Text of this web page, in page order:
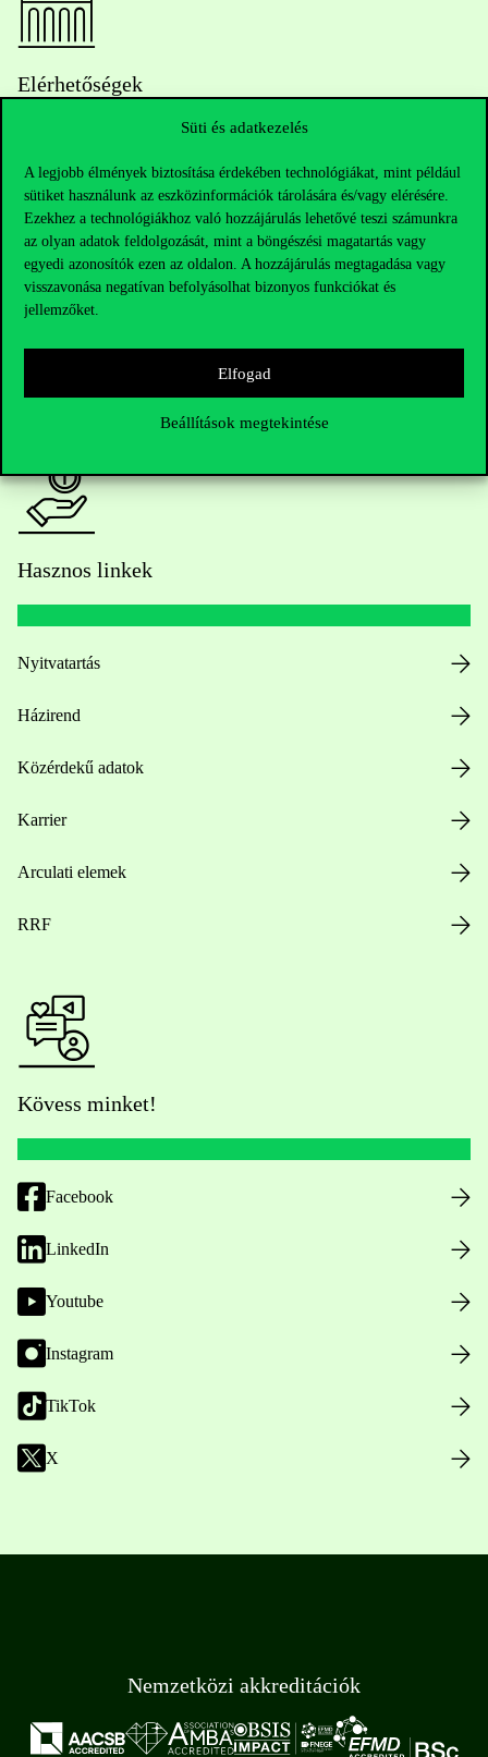
Süti és adatkezelés
A legjobb élmények biztosítása érdekében technológiákat, mint például
sütiket használunk az eszközinformációk tárolására és/vagy elérésére.
Ezekhez a technológiákhoz való hozzájárulás lehetővé teszi számunkra
az olyan adatok feldolgozását, mint a böngészési magatartás vagy
egyedi azonosítók ezen az oldalon. A hozzájárulás megtagadása vagy
visszavonása negatívan befolyásolhat bizonyos funkciókat és
jellemzőket.
Elfogad
Beállítások megtekintése
Elérhetőségek
Telefonszám:+36 1 482 5000
Kérdésed van a felvételivel kapcsolatban?
Oktatói elérhetőségek
Hasznos linkek
Nyitvatartás
Házirend
Közérdekű adatok
Karrier
Arculati elemek
RRF
Kövess minket!
Facebook
LinkedIn
Youtube
Instagram
TikTok
X
Nemzetközi akkreditációk